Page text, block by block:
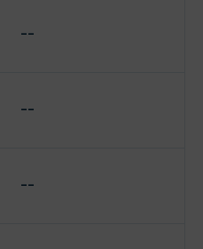
--
--
--